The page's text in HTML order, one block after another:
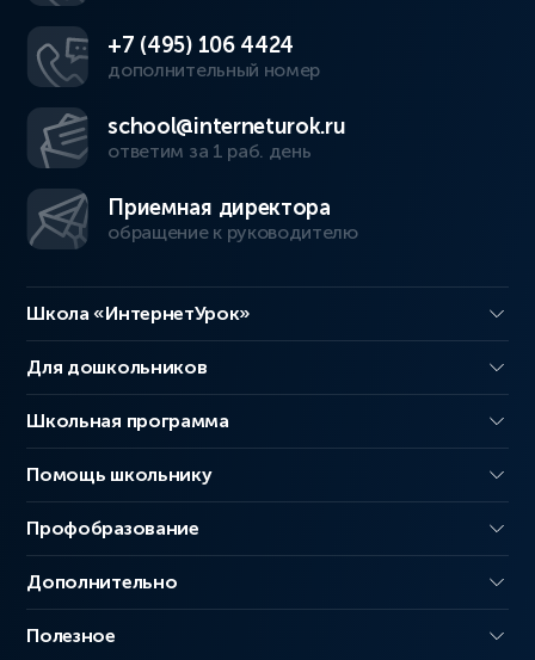
+7 (495) 106 4424
дополнительный номер
school@interneturok.ru
ответим за 1 раб. день
Приемная директора
обращение к руководителю
Школа «ИнтернетУрок»
Для дошкольников
Школьная программа
Помощь школьнику
Профобразование
Дополнительно
Полезное